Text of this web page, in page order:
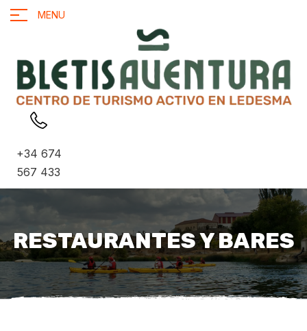
MENU
+34 674
567 433
RESTAURANTES Y BARES